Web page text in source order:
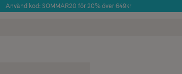
Använd kod: SOMMAR20 för 20% över 649kr